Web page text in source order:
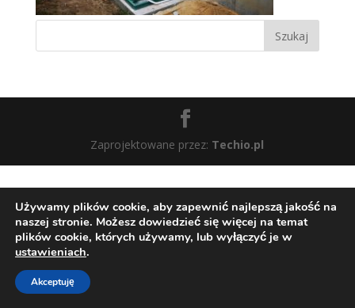
Zaprojektowane przez: Techio.pl
Używamy plików cookie, aby zapewnić najlepszą jakość na
naszej stronie. Możesz dowiedzieć się więcej na temat
plików cookie, których używamy, lub wyłączyć je w
ustawieniach.
Akceptuję